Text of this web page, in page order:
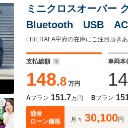
ミニクロスオーバー
Bluetooth USB
クセス LEDヘッド
ンチAW ミラー型
支払総額
148.8 万円
車両本
Aプラン 151.7万円 Bプラン
通常
ローン価格
月々 30,100円